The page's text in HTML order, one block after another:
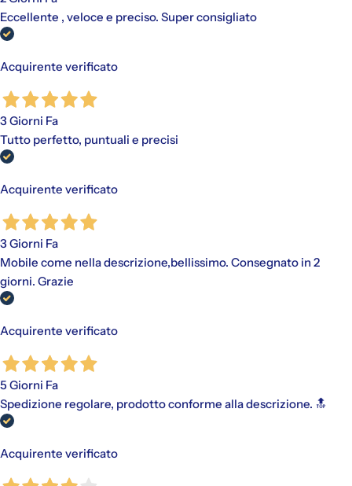
Eccellente , veloce e preciso. Super consigliato
Acquirente verificato
3 Giorni Fa
Tutto perfetto, puntuali e precisi
Acquirente verificato
3 Giorni Fa
Mobile come nella descrizione,bellissimo. Consegnato in 2
giorni. Grazie
Acquirente verificato
5 Giorni Fa
Spedizione regolare, prodotto conforme alla descrizione. 🔝
Acquirente verificato